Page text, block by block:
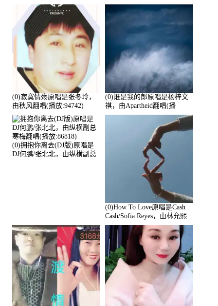
数:108697)
放:102381)
(0)寂寞情殇原唱是张冬玲，
由秋风翻唱(播放:94742)
(0)谁是我的郎原唱是杨梓文
祺，由Apartheid翻唱(播
放:94178)
(0)拥抱你离去(DJ版)原唱是
DJ何鹏/张北北，由纵横副总
(0)How To Love原唱是Cash
Cash/Sofia Reyes，由林允熙
翻唱(播放:84447)